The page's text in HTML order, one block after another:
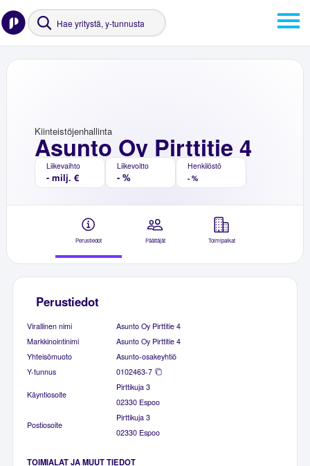
Asunto Oy Pirttitie 4
Kiinteistöjenhallinta
Liikevaihto
- milj. €
Liikevoitto
- %
Henkilöstö
- %
Perustiedot Päättäjät Toimipaikat
Perustiedot
Virallinen nimi
Asunto Oy Pirttitie 4
Markkinointinimi
Asunto Oy Pirttitie 4
Yhteisömuoto
Asunto-osakeyhtiö
Y-tunnus
0102463-7
Käyntiosoite
Pirttikuja 3
02330 Espoo
Postiosoite
Pirttikuja 3
02330 Espoo
TOIMIALAT JA MUUT TIEDOT